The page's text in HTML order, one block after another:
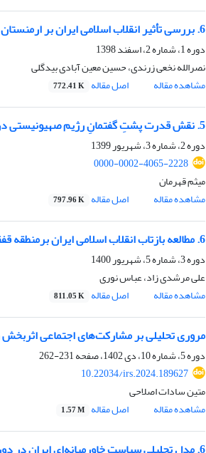
6. بررسی تأثیر انقلاب اسلامی ایران بر ارمنستان
دوره 1، شماره 2، اسفند 1398
نصرالله نخعی زرندی، حسین معین آبادی بیدگلی
مشاهده مقاله
اصل مقاله 772.41 K
5. نقش قدرت پشتِ گفتمانِ رژیم صهیونیستی در پیشبرد گفتمان صلح با امارات متحده عربی
دوره 2، شماره 3، شهریور 1399
0000-0002-4065-2228
میثم قهرمان
مشاهده مقاله
اصل مقاله 797.96 K
6. مطالعه بازتاب انقلاب اسلامی ایران برمنطقه قفقاز جنوبی با تاکید بر نظریه پخش
دوره 3، شماره 5، شهریور 1400
علی مرشدی زاد، عباس نوری
مشاهده مقاله
اصل مقاله 811.05 K
مروری تحلیلی بر مشارکت‌های اجتماعی
دوره 5، شماره 10، دی 1402، صفحه
231-262
10.22034/irs.2024.189627
متین سادات اصلاحی
مشاهده مقاله
اصل مقاله 1.57 M